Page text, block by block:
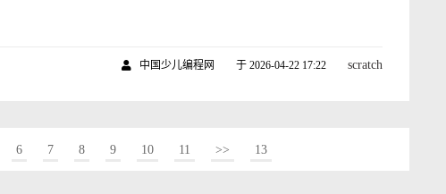
中国少儿编程网 于 2026-04-22 17:22 scratch
6 7 8 9 10 11 >> 13